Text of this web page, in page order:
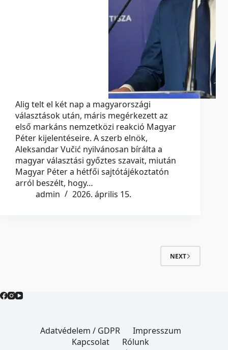
Alig telt el két nap a magyarországi
választások után, máris megérkezett az
első markáns nemzetközi reakció Magyar
Péter kijelentéseire. A szerb elnök,
Aleksandar Vučić nyilvánosan bírálta a
magyar választási győztes szavait, miután
Magyar Péter a hétfői sajtótájékoztatón
arról beszélt, hogy…
admin
2026. április 15.
NEXT
Adatvédelem / GDPR
Impresszum
Kapcsolat
Rólunk